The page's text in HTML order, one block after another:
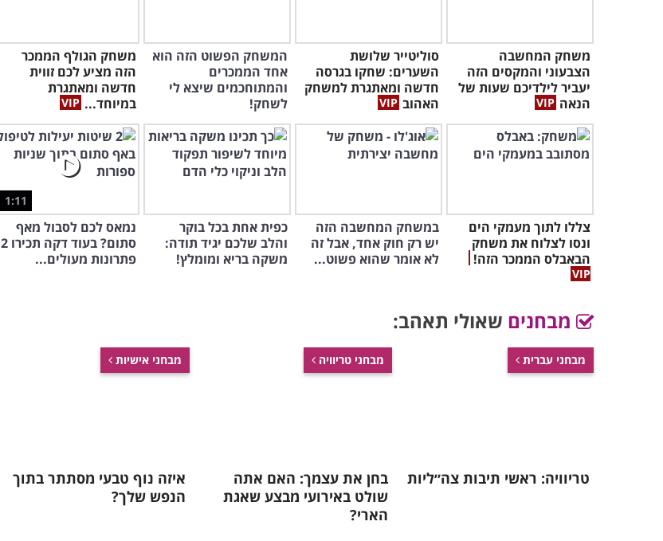
משחק המחשבה
הצבעוני והמקסים הזה
יעביר לילדיכם שעות של
הנאה
סוליטייר שלושת
השערים: שחקו בגרסה
חדשה ומאתגרת למשחק
האהוב
המשחק הפשוט הזה הוא
אחד הממכרים
והמתוחכמים שיצא לי
לשחק!
משחק הגולף הממכר
הזה מציע לכם זווית
חדשה ומאתגרת
במיוחד...
צללו לתוך מעמקי הים
ונסו לצלוח את משחק
הבאבלס הממכר הזה!
במשחק המחשבה הזה
יש רק חוק אחד, אבל זה
לא אומר שהוא פשוט...
כפית אחת בכל בוקר
והלב שלכם יגיד תודה:
משקה בריא ומומלץ!
1:11
נמאס לכם לסבול מאף
סתום? בעוד דקה תכירו 2
פתרונות מעולים...
מבחנים שאולי תאהב:
מבחני עברית
טריוויה: ראשי תיבות צה״ליות
מבחני טריוויה
בחן את עצמך: האם אתה
שולט באירועי מבצע שאגת
הארי?
מבחני אישיות
איזה נוף טבעי מסתתר בתוך
הנפש שלך?